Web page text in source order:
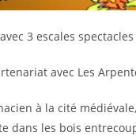
3 escales spectacles
avec Les
à la cité
dans les bois